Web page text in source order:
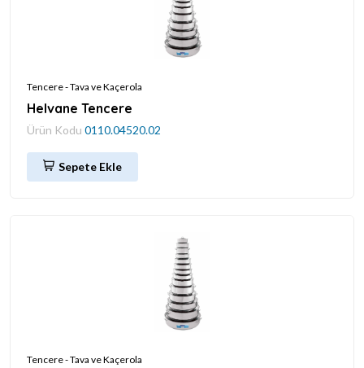
Tencere - Tava ve Kaçerola
Helvane Tencere
Ürün Kodu 0110.04520.02
Sepete Ekle
Tencere - Tava ve Kaçerola